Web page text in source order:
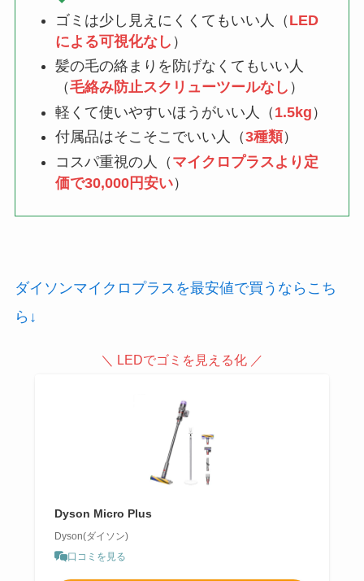
ゴミは少し見えにくくてもいい人（ LED
による可視化なし ）
髪の毛の絡まりを防げなくてもいい人
（毛絡み防止スクリューツールなし ）
軽くて使いやすいほうがいい人（ 1.5kg ）
付属品はそこそこでいい人（3種類）
コスパ重視の人（ マイクロプラスより定
価で30,000円安い）
ダイソンマイクロプラスを最安値で買うならこち
ら↓
＼ LEDでゴミを見える化 ／
Dyson Micro Plus
Dyson(ダイソン)
口コミを見る